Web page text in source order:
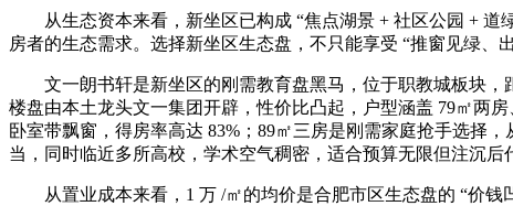
从生态资本来看，新坐区已构成 “焦点湖景 + 社区公园 + 道
房者的生态需求。选择新坐区生态盘，不只能享受 “推窗见绿、
文一朗书轩是新坐区的刚需教育盘黑马，位于职教城板块，
楼盘由本土龙头文一集团开辟，性价比凸起，户型涵盖 79㎡两
卧室带飘窗，得房率高达 83%；89㎡三房是刚需家庭抢手选择
当，同时临近多所高校，学术空气稠密，适合预算无限但注沉后
从置业成本来看，1 万 /㎡的均价是合肥市区生态盘的 “价钱